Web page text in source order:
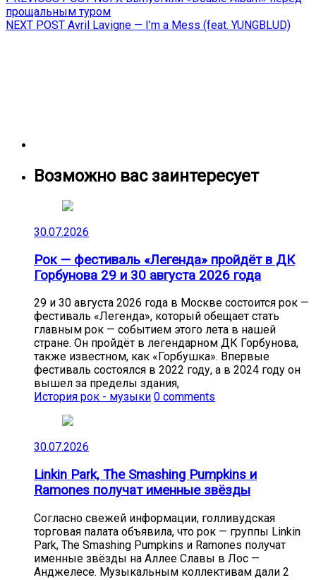
по
post:
прощальным туром
NEXT POST Next
Avril Lavigne — I’m a Mess (feat. YUNGBLUD)
Возможно вас заинтересует
30.07.2026
Рок — фестиваль «Легенда» пройдёт в ДК
Горбунова 29 и 30 августа 2026 года
29 и 30 августа 2026 года в Москве состоится рок —
фестиваль «Легенда», который обещает стать
главным рок — событием этого лета в нашей
стране. Он пройдёт в легендарном ДК Горбунова,
также известном, как «Горбушка». Впервые
фестиваль состоялся в 2022 году, а в 2024 году он
вышел за пределы здания,
История рок - музыки 0 comments
30.07.2026
Linkin Park, The Smashing Pumpkins и
Ramones получат именные звёзды
Согласно свежей информации, голливудская
торговая палата объявила, что рок — группы Linkin
Park, The Smashing Pumpkins и Ramones получат
именные звёзды на Аллее Славы в Лос —
Анджелесе. Музыкальным коллективам дали 2